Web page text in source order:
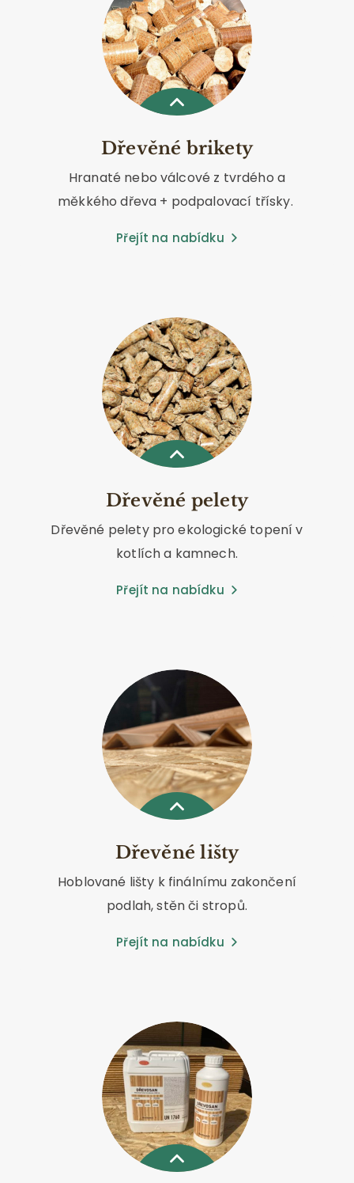
Dřevěné brikety
Hranaté nebo válcové z tvrdého a
měkkého dřeva + podpalovací třísky.
Přejít na nabídku
Dřevěné pelety
Dřevěné pelety pro ekologické topení v
kotlích a kamnech.
Přejít na nabídku
Dřevěné lišty
Hoblované lišty k finálnímu zakončení
podlah, stěn či stropů.
Přejít na nabídku